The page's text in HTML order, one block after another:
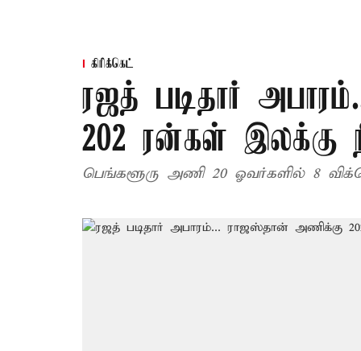
கிரிக்கெட்
ரஜத் படிதார்
202 ரன்கள் இலக்கு
பெங்களூரு அணி 20 ஓவர்களில் 8